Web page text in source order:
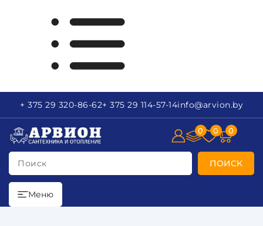
+ 375 29 320-86-62+ 375 29 114-57-14info@arvion.by
Поиск ПОИСК
0 0 0
Меню